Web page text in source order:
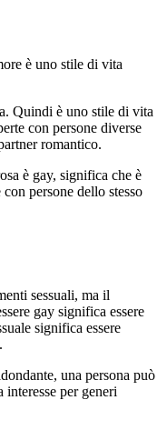
è uno stile di vita
Quindi è uno stile di vita
con persone diverse
romantico.
è gay, significa che è
persone dello stesso
sessuali, ma il
gay significa essere
significa essere
una persona può
interesse per generi